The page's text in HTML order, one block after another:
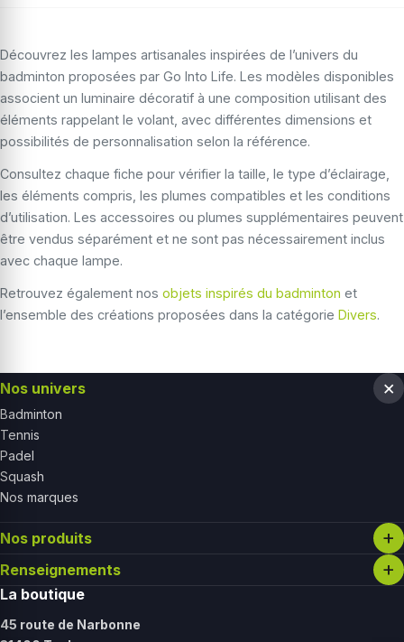
Découvrez les lampes artisanales inspirées de l’univers du
badminton proposées par Go Into Life. Les modèles disponibles
associent un luminaire décoratif à une composition utilisant des
éléments rappelant le volant, avec différentes dimensions et
possibilités de personnalisation selon la référence.
Consultez chaque fiche pour vérifier la taille, le type d’éclairage,
les éléments compris, les plumes compatibles et les conditions
d’utilisation. Les accessoires ou plumes supplémentaires peuvent
être vendus séparément et ne sont pas nécessairement inclus
avec chaque lampe.
Retrouvez également nos objets inspirés du badminton et
l’ensemble des créations proposées dans la catégorie Divers.
Nos univers
Badminton
Tennis
Padel
Squash
Nos marques
Nos produits
Renseignements
La boutique
45 route de Narbonne